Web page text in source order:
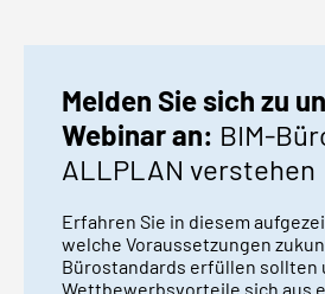
Melden Sie sich zu
Webinar an: BIM-
ALLPLAN verstehen
Erfahren Sie in diesem
welche Voraussetzungen
Bürostandards erfüllen sollten
Wettbewerbsvorteile sich aus